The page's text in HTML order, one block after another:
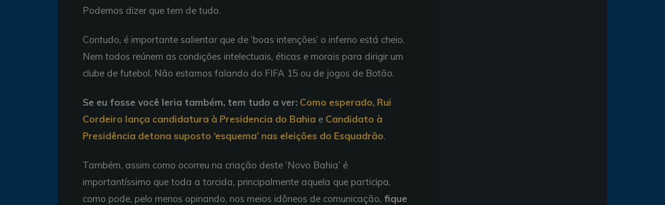
Podemos dizer que tem de tudo.
Contudo, é importante salientar que de ‘boas intenções’ o inferno está cheio.
Nem todos reúnem as condições intelectuais, éticas e morais para dirigir um
clube de futebol. Não estamos falando do FIFA 15 ou de jogos de Botão.
Se eu fosse você leria também, tem tudo a ver: Como esperado, Rui
Cordeiro lança candidatura à Presidencia do Bahia e Candidato à
Presidência detona suposto ‘esquema’ nas eleições do Esquadrão.
Também, assim como ocorreu na criação deste ‘Novo Bahia’ é
importantíssimo que toda a torcida, principalmente aquela que participa,
como pode, pelo menos opinando, nos meios idôneos de comunicação, fique